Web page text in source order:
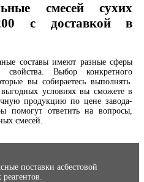
смесей сухих
с доставкой в
составы имеют разные сферы
свойства. Выбор конкретного
вы собираетесь выполнять.
условиях вы сможете в
продукцию по цене завода-
помогут ответить на вопросы,
смесей.
поставки асбестовой